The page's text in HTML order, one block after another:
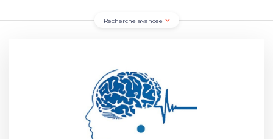
Recherche avancée